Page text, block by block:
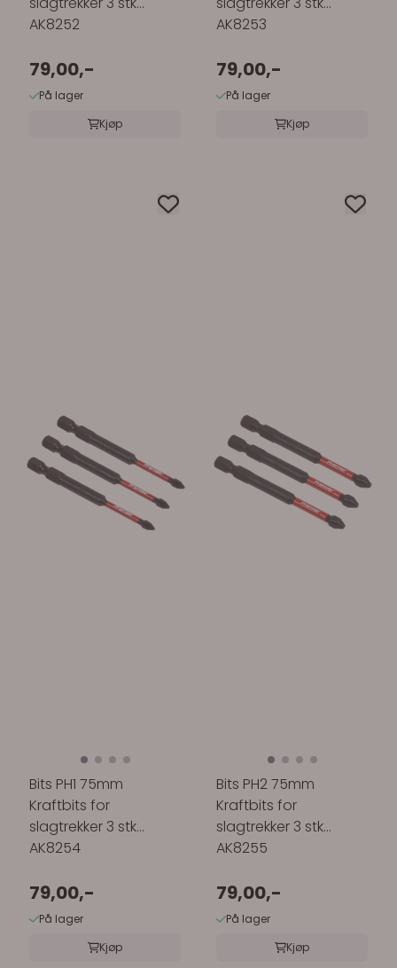
AK8252
79,00,-
På lager
Kjøp
AK8253
79,00,-
På lager
Kjøp
Bits PH1 75mm
Kraftbits for
slagtrekker 3 stk
AK8254
79,00,-
På lager
Kjøp
Bits PH2 75mm
Kraftbits for
slagtrekker 3 stk
AK8255
79,00,-
På lager
Kjøp